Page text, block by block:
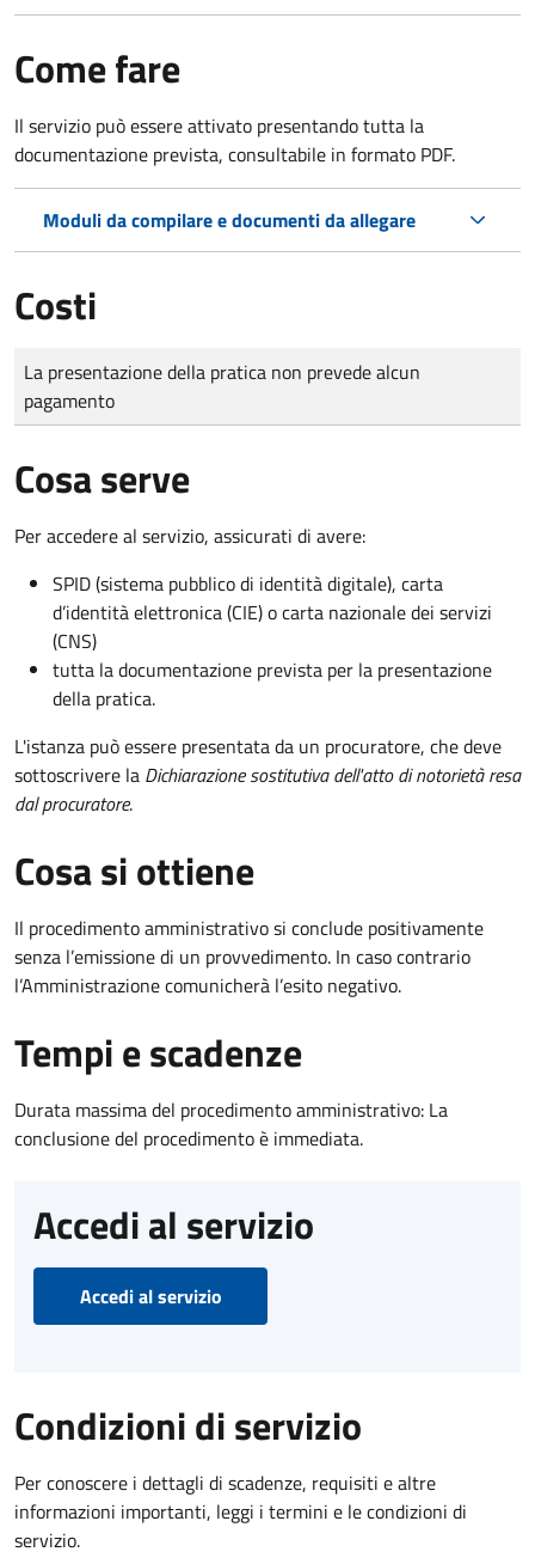
Come fare
Il servizio può essere attivato presentando tutta la
documentazione prevista, consultabile in formato PDF.
Moduli da compilare e documenti da allegare
Costi
Tipo di pagamento
Importo
La presentazione della pratica non prevede alcun
pagamento
Cosa serve
Per accedere al servizio, assicurati di avere:
SPID (sistema pubblico di identità digitale), carta
d’identità elettronica (CIE) o carta nazionale dei servizi
(CNS)
tutta la documentazione prevista per la presentazione
della pratica.
L'istanza può essere presentata da un procuratore, che deve
sottoscrivere la Dichiarazione sostitutiva dell'atto di notorietà resa
dal procuratore.
Cosa si ottiene
Il procedimento amministrativo si conclude positivamente
senza l’emissione di un provvedimento. In caso contrario
l’Amministrazione comunicherà l’esito negativo.
Tempi e scadenze
Durata massima del procedimento amministrativo: La
conclusione del procedimento è immediata.
Accedi al servizio
Accedi al servizio
Condizioni di servizio
Per conoscere i dettagli di scadenze, requisiti e altre
informazioni importanti, leggi i termini e le condizioni di
servizio.